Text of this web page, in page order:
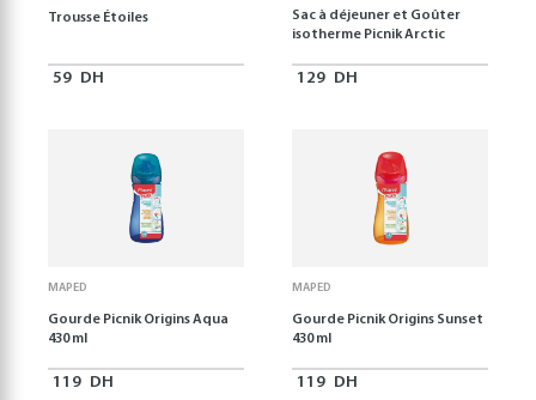
Trousse Étoiles
59 DH
Sac à déjeuner et Goûter
isotherme Picnik Arctic
129 DH
MAPED
Gourde Picnik Origins Aqua
430 ml
119 DH
MAPED
Gourde Picnik Origins Sunset
430 ml
119 DH